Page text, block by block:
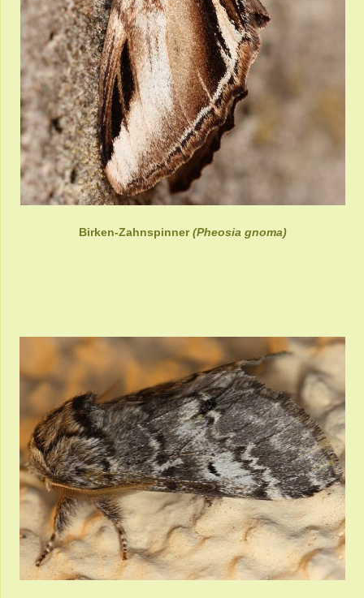
Birken-Zahnspinner(Pheosia gnoma)